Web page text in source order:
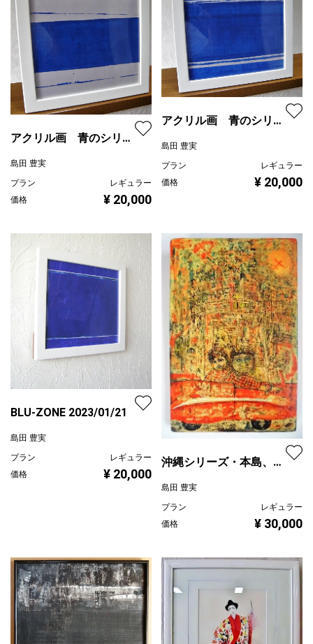
アクリル画 青のシリー
21.10.b
島田 豊実
プラン
レギュラー
価格
¥ 20,000
アクリル画 青のシリー
21.10.a
島田 豊実
プラン
レギュラー
価格
¥ 20,000
BLU-ZONE 2023/01/21
島田 豊実
プラン
レギュラー
価格
¥ 20,000
沖縄シリーズ・本島、ド
島田 豊実
プラン
レギュラー
価格
¥ 30,000